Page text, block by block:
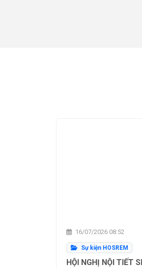
16/07/2026 08:52
Sự kiện HOSREM
HỘI NGHỊ NỘI TIẾT